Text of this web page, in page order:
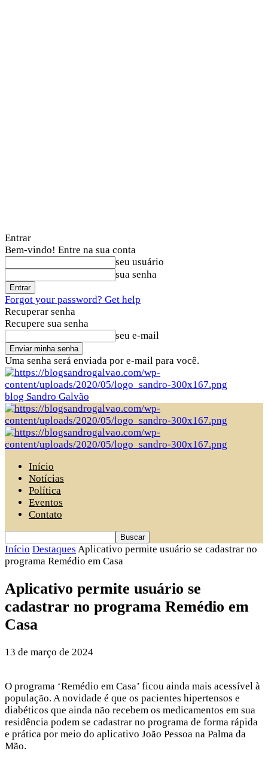
Entrar
Bem-vindo! Entre na sua conta
seu usuário
sua senha
Forgot your password? Get help
Recuperar senha
Recupere sua senha
seu e-mail
Uma senha será enviada por e-mail para você.
blog Sandro Galvão
Início
Notícias
Política
Eventos
Contato
Início Destaques Aplicativo permite usuário se cadastrar no
programa Remédio em Casa
Aplicativo permite usuário se
cadastrar no programa Remédio em
Casa
13 de março de 2024
O programa ‘Remédio em Casa’ ficou ainda mais acessível à
população. A novidade é que os pacientes hipertensos e
diabéticos que ainda não recebem os medicamentos em sua
residência podem se cadastrar no programa de forma rápida
e prática por meio do aplicativo João Pessoa na Palma da
Mão.